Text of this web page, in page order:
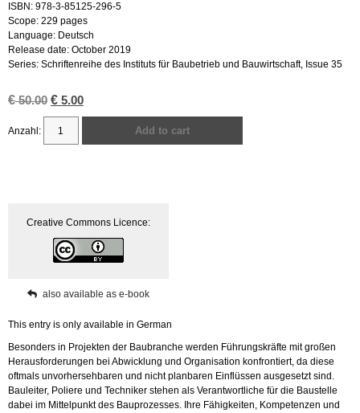
ISBN: 978-3-85125-296-5
Scope: 229 pages
Language: Deutsch
Release date: October 2019
Series: Schriftenreihe des Instituts für Baubetrieb und Bauwirtschaft, Issue 35
€50.00 Original
price
was:
€ 50.00.
€ 5.00Current
price
€ 5.00.
Add to cart
Creative Commons Licence:
also available as e-book
This entry is only available in German
Besonders in Projekten der Baubranche werden Führungskräfte mit großen
Herausforderungen bei Abwicklung und Organisation konfrontiert, da diese
oftmals unvorhersehbaren und nicht planbaren Einflüssen ausgesetzt sind.
Bauleiter, Poliere und Techniker stehen als Verantwortliche für die Baustelle
dabei im Mittelpunkt des Bauprozesses. Ihre Fähigkeiten, Kompetenzen und